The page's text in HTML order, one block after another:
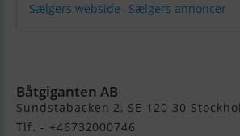
Sælgers webside Sælgers annoncer
Båtgiganten AB
Sundstabacken 2, SE 120 30
Tlf. - +46732000746